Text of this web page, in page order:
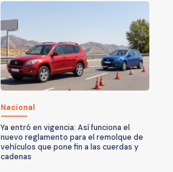
Nacional
Ya entró en vigencia: Así funciona el
nuevo reglamento para el remolque de
vehículos que pone fin a las cuerdas y
cadenas